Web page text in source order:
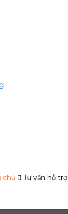
chủ Tư vấn hỗ trợ